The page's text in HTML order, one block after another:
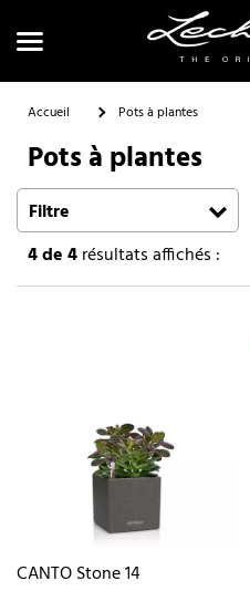
Accueil Pots à plantes
Pots à plantes
Filtre
4de 4résultats affichés :
CANTO Stone 14